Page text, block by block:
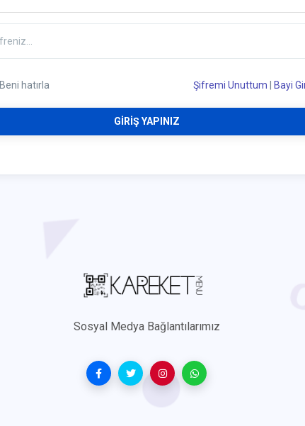
Beni hatırla Şifremi Unuttum Bayi
GIRIŞ YAPINIZ
Sosyal Medya Bağlantılarımız